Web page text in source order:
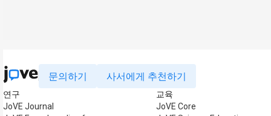
문의하기 사서에게 추천하기
연구
JoVE Journal
교육
JoVE Core